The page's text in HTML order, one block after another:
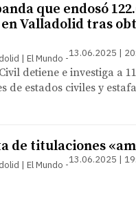
que endosó
Valladolid tras
| El Mundo 13.06.2025 |
detiene e investiga a
de estados civiles y
de titulaciones
| El Mundo 13.06.2025 |